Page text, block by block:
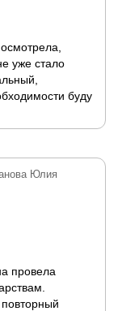
уже стало
буду
Юлия
провела